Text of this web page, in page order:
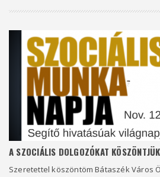
A SZOCIÁLIS DOLGOZÓKAT KÖSZÖNTJÜK
Szeretettel köszöntöm Bátaszék Város